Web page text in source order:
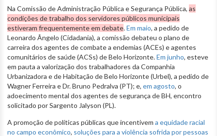
Na Comissão de Administração Pública e Segurança Pública, as
condições de trabalho dos servidores públicos municipais
estiveram frequentemente em debate.Em maio, a pedido de
Leonardo Ângelo (Cidadania), a comissão debateu o plano de
carreira dos agentes de combate a endemias (ACEs) e agentes
comunitários de saúde (ACSs) de Belo Horizonte.Em junho, esteve
em pauta a valorização dos trabalhadores da Companhia
Urbanizadora e de Habitação de Belo Horizonte (Urbel), a pedido de
Wagner Ferreira e Dr. Bruno Pedralva (PT); e, em agosto, o
adoecimento mental dos agentes de segurança de BH, encontro
solicitado por Sargento Jalyson (PL).
A promoção de políticas públicas que incentivem a equidade racial
no campo econômico, soluções para a violência sofrida por pessoas